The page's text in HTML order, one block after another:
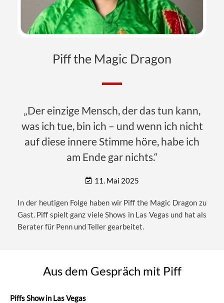
Piff the Magic Dragon
„Der einzige Mensch, der das tun kann,
was ich tue, bin ich – und wenn ich nicht
auf diese innere Stimme höre, habe ich
am Ende gar nichts.“
11. Mai 2025
In der heutigen Folge haben wir Piff the Magic Dragon zu
Gast. Piff spielt ganz viele Shows in Las Vegas und hat als
Berater für Penn und Teller gearbeitet.
Aus dem Gespräch mit Piff
Piffs Show in Las Vegas